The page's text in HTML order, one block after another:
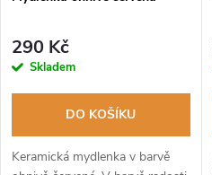
290 Kč
Skladem
DO KOŠÍKU
Keramická mydlenka v barvě